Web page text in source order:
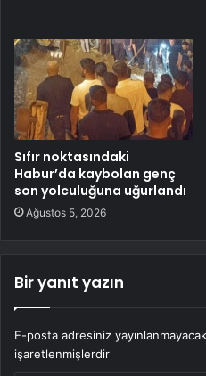
Sıfır noktasındaki
Habur’da kaybolan genç
son yolculuğuna uğurlandı
Ağustos 5, 2026
Bir yanıt yazın
E-posta adresiniz
işaretlenmişlerdir